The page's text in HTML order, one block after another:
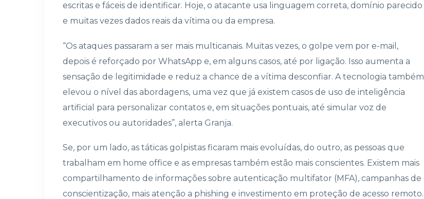
escritas e fáceis de identificar. Hoje, o atacante usa linguagem correta, domínio parecido
e muitas vezes dados reais da vítima ou da empresa.
“Os ataques passaram a ser mais multicanais. Muitas vezes, o golpe vem por e-mail,
depois é reforçado por WhatsApp e, em alguns casos, até por ligação. Isso aumenta a
sensação de legitimidade e reduz a chance de a vítima desconfiar. A tecnologia também
elevou o nível das abordagens, uma vez que já existem casos de uso de inteligência
artificial para personalizar contatos e, em situações pontuais, até simular voz de
executivos ou autoridades”, alerta Granja.
Se, por um lado, as táticas golpistas ficaram mais evoluídas, do outro, as pessoas que
trabalham em home office e as empresas também estão mais conscientes. Existem mais
compartilhamento de informações sobre autenticação multifator (MFA), campanhas de
conscientização, mais atenção a phishing e investimento em proteção de acesso remoto.